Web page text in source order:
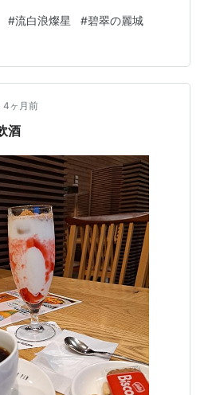
の記事をどうぞご覧ください
流白浪燦星」の中でも「ルパン
風にアレンジして、素敵に演奏
野雄二への追悼の気持ちから、
記させていただきました)ーーー
ーそも…
#流白浪燦星 #碧翠の麗城
4ヶ月前
酒